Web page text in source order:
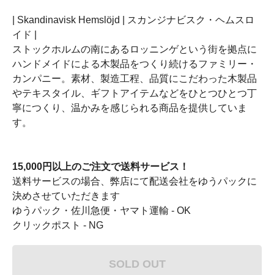
| Skandinavisk Hemslöjd | スカンジナビスク・ヘムスロ
イド |
ストックホルムの南にあるロッニンゲという街を拠点に
ハンドメイドによる木製品をつくり続けるファミリー・
カンパニー。素材、製造工程、品質にこだわった木製品
やテキスタイル、ギフトアイテムなどをひとつひとつ丁
寧につくり、温かみを感じられる商品を提供していま
す。
15,000円以上のご注文で送料サービス！
送料サービスの場合、弊店にて配送会社をゆうパックに
決めさせていただきます
ゆうパック・佐川急便・ヤマト運輸 - OK
クリックポスト - NG
SOLD OUT